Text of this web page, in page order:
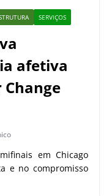
SERVIÇOS
afetiva
em Chicago
e no compromisso